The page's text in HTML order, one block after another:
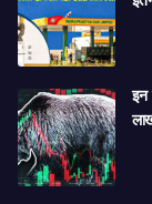
इन